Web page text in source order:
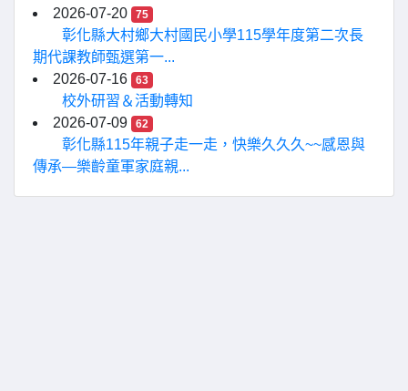
2026-07-20
75
彰化縣大村鄉大村國民小學115學年度第二次長
期代課教師甄選第一...
2026-07-16
63
校外研習＆活動轉知
2026-07-09
62
彰化縣115年親子走一走，快樂久久久~~感恩與
傳承—樂齡童軍家庭親...